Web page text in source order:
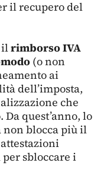
il recupero del
ilrimborso IVA
(o non
ai
dell’imposta,
che
quest’anno, lo
non blocca più il
sbloccare i